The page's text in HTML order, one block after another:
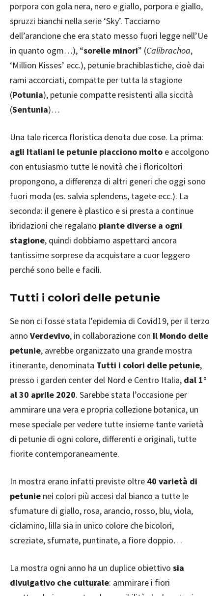
porpora con gola nera, nero e giallo, porpora e giallo,
spruzzi bianchi nella serie ‘Sky’. Tacciamo
dell’arancione che era stato messo fuori legge nell’Ue
in quanto ogm…), “sorelle minori” (Calibrachoa,
‘Million Kisses’ ecc.), petunie brachiblastiche, cioè dai
rami accorciati, compatte per tutta la stagione
(Potunia), petunie compatte resistenti alla siccità
(Sentunia)…
Una tale ricerca floristica denota due cose. La prima:
agli Italiani le petunie piacciono molto e accolgono
con entusiasmo tutte le novità che i floricoltori
propongono, a differenza di altri generi che oggi sono
fuori moda (es. salvia splendens, tagete ecc.). La
seconda: il genere è plastico e si presta a continue
ibridazioni che regalano piante diverse a ogni
stagione, quindi dobbiamo aspettarci ancora
tantissime sorprese da acquistare a cuor leggero
perché sono belle e facili.
Tutti i colori delle petunie
Se non ci fosse stata l’epidemia di Covid19, per il terzo
anno Verdevivo, in collaborazione con Il Mondo delle
petunie, avrebbe organizzato una grande mostra
itinerante, denominata Tutti i colori delle petunie,
presso i garden center del Nord e Centro Italia, dal 1°
al 30 aprile 2020. Sarebbe stata l’occasione per
ammirare una vera e propria collezione botanica, un
mese speciale per vedere tutte insieme tante varietà
di petunie di ogni colore, differenti e originali, tutte
fiorite contemporaneamente.
In mostra erano infatti previste oltre 40 varietà di
petunie nei colori più accesi dal bianco a tutte le
sfumature di giallo, rosa, arancio, rosso, blu, viola,
ciclamino, lilla sia in unico colore che bicolori,
screziate, sfumate, puntinate, a fiore doppio…
La mostra ogni anno ha un duplice obiettivo sia
divulgativo che culturale: ammirare i fiori